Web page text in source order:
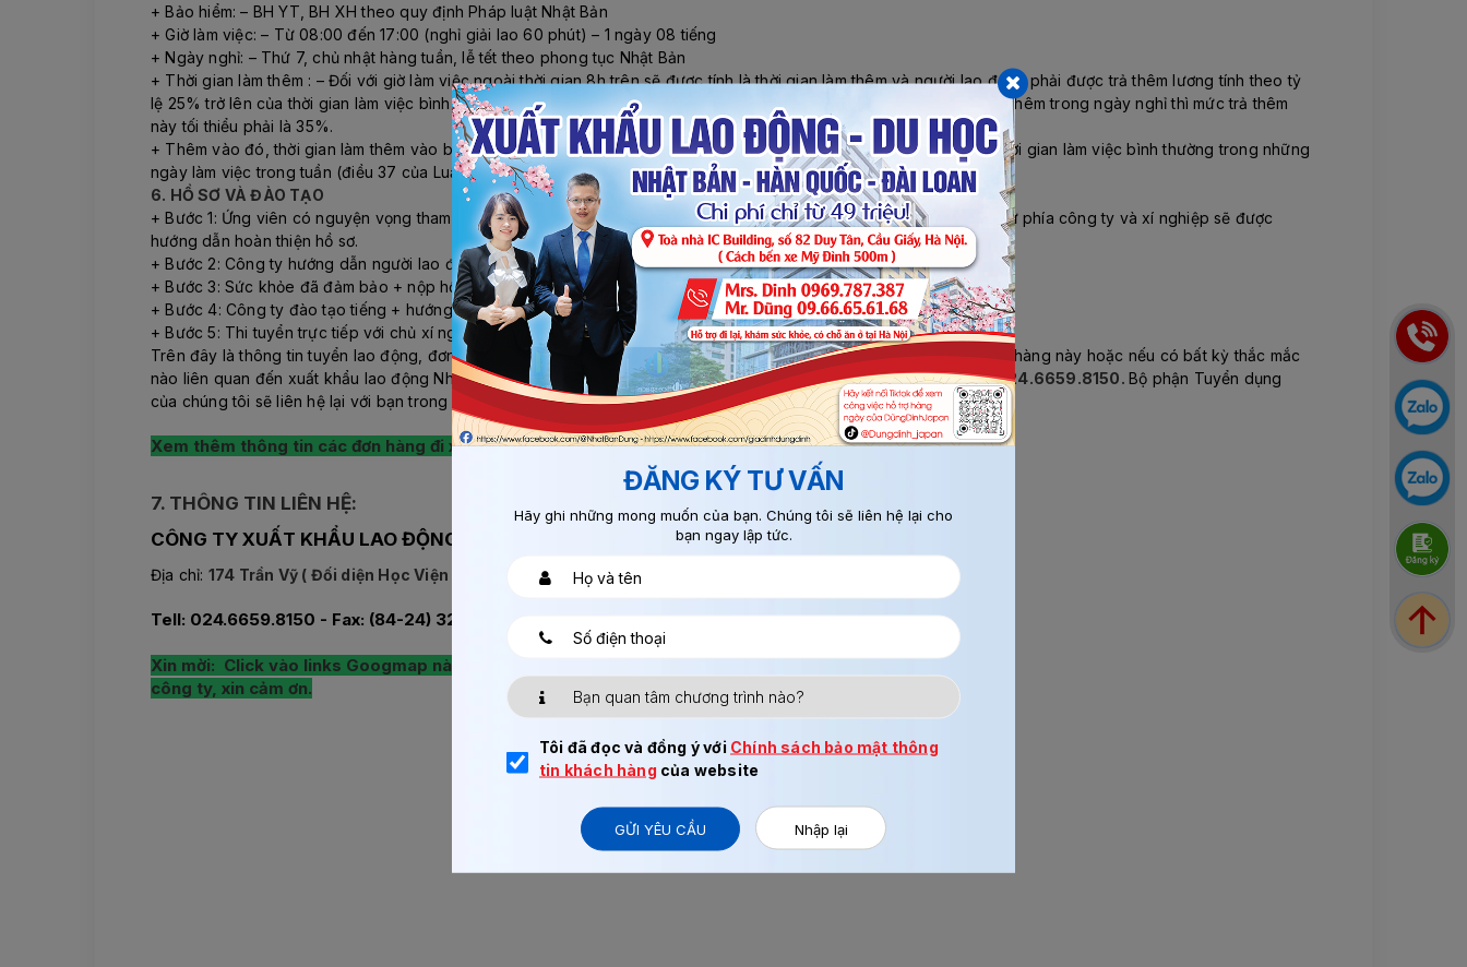
+ Bảo hiểm: – BH YT, BH XH theo quy định Pháp luật Nhật Bản
+ Giờ làm việc: – Từ 08:00 đến 17:00 (nghỉ giải lao 60 phút) – 1 ngày 08 tiếng
+ Ngày nghỉ: – Thứ 7, chủ nhật hàng tuần, lễ tết theo phong tục Nhật Bản
+ Thời gian làm thêm : – Đối với giờ làm việc ngoài thời gian 8h trên sẽ được tính là thời gian làm thêm và người lao động phải được trả thêm lương tính theo tỷ
lệ 25% trở lên của thời gian làm việc bình thường trong những ngày làm việc trong tuần. Nếu người lao động phải làm thêm trong ngày nghỉ thì mức trả thêm
này tối thiểu phải là 35%.
+ Thêm vào đó, thời gian làm thêm vào buổi đêm (sau 10 giờ tối đến 5 giờ sáng) sẽ được tính thêm 25% trở lên của thời gian làm việc bình thường trong những
ngày làm việc trong tuần (điều 37 của Luật Lao Động tiêu chuẩn)
6. HỒ SƠ VÀ ĐÀO TẠO
+ Bước 1: Ứng viên có nguyện vọng tham gia được tư vấn chi tiết tại văn phòng công ty, nếu đáp ứng được yêu cầu từ phía công ty và xí nghiệp sẽ được
hướng dẫn hoàn thiện hồ sơ.
+ Bước 2: Công ty hướng dẫn người lao động đi khám sức khỏe.
+ Bước 3: Sức khỏe đã đảm bảo + nộp hồ sơ + đặt cọc thi tuyển + nhập học tại trung tâm đào tạo
+ Bước 4: Công ty đào tạo tiếng + hướng dẫn thi tuyển
+ Bước 5: Thi tuyển trực tiếp với chủ xí nghiệp Nhật Bản + ký hợp đồng lao động.
Trên đây là thông tin tuyển lao động, đơn hàng đi Nhật chế biến thực phẩm. Người lao động có nhu cầu thi tuyển đơn hàng này hoặc nếu có bất kỳ thắc mắc
nào liên quan đến xuất khẩu lao động Nhật Bản, đừng ngần ngại liên hệ vớiTraenco Quốc TếquaSố điện thoại: 024.6659.8150.Bộ phận Tuyển dụng
của chúng tôi sẽ liên hệ lại với bạn trong ít phút.
Xem thêm thông tin các đơn hàng đi xuất khẩu lao động Nhật Bản hấp dẫn với mức thu nhập cao.
7. THÔNG TIN LIÊN HỆ:
CÔNG TY XUẤT KHẨU LAO ĐỘNG TRAENCO QUỐC TẾ
Địa chỉ: 174 Trần Vỹ ( Đối diện Học Viện Tư Pháp ), Mai Dịch, Cầu Giấy, Hà Nội
Tell: 024.6659.8150 - Fax: (84-24) 3212 368
Xin mời: Click vào links Googmap này, sẽ đưa bạn tới
công ty, xin cảm ơn.
ĐĂNG KÝ TƯ VẤN
Hãy ghi những mong muốn của bạn. Chúng tôi sẽ liên hệ lại cho
bạn ngay lập tức.
Tôi đã đọc và đồng ý với Chính sách bảo mật thông
tin khách hàng của website
GỬI YÊU CẦU Nhập lại